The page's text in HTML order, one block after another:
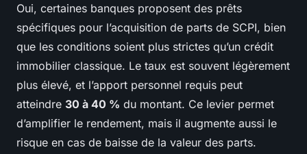
Oui, certaines banques proposent des prêts
spécifiques pour l’acquisition de parts de SCPI, bien
que les conditions soient plus strictes qu’un crédit
immobilier classique. Le taux est souvent légèrement
plus élevé, et l’apport personnel requis peut
atteindre 30 à 40 % du montant. Ce levier permet
d’amplifier le rendement, mais il augmente aussi le
risque en cas de baisse de la valeur des parts.